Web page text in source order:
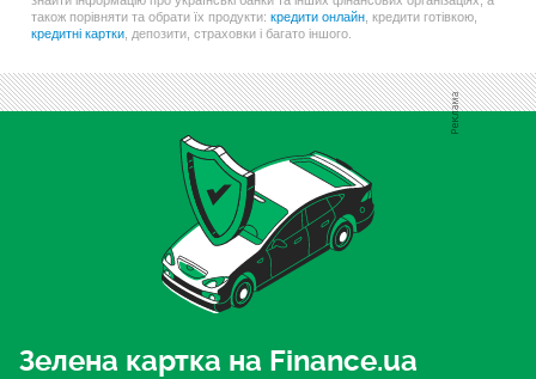
також порівняти та обрати їх продукти: кредити онлайн , кредити готівкою,
кредитні картки , депозити, страховки і багато іншого.
Зелена картка на Finance.ua